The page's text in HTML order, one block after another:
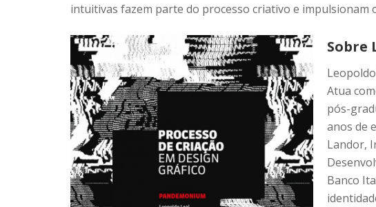
intuitivas fazem parte do processo criativo e impulsionam
Sobre
Atua
pós-
anos de
Landor,
Banco